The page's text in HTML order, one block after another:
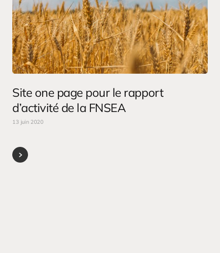
Site one page pour le rapport
d’activité de la FNSEA
13 juin 2020